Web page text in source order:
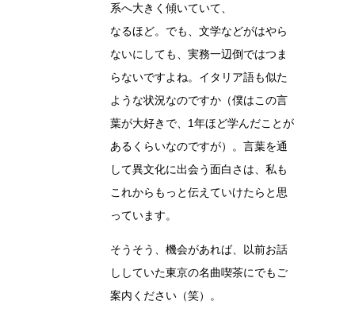
系へ大きく傾いていて、
なるほど。でも、文学などがはやら
ないにしても、実務一辺倒ではつま
らないですよね。イタリア語も似た
ような状況なのですか（僕はこの言
葉が大好きで、1年ほど学んだことが
あるくらいなのですが）。言葉を通
して異文化に出会う面白さは、私も
これからもっと伝えていけたらと思
っています。
そうそう、機会があれば、以前お話
ししていた東京の名曲喫茶にでもご
案内ください（笑）。